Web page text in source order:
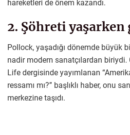
hareketleri de önem kazandı.
2. Şöhreti yaşarken
Pollock, yaşadığı dönemde büyük
nadir modern sanatçılardan biriydi.
Life dergisinde yayımlanan
ressamı mı?” başlıklı haber, onu
merkezine taşıdı.